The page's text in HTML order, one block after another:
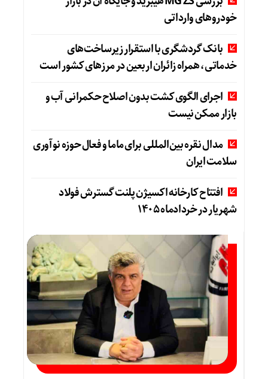
خودروهای وارداتی
بانک گردشگری با استقرار زیرساخت‌های
خدماتی، همراه زائران اربعین در مرزهای کشور است
اجرای الگوی کشت بدون اصلاح حکمرانی آب و
بازار ممکن نیست
مدال نقره بین‌المللی برای ماما و فعال حوزه نوآوری
سلامت ایران
افتتاح کارخانه اکسیژن پلنت گسترش فولاد
شهریار در خردادماه ۱۴۰۵